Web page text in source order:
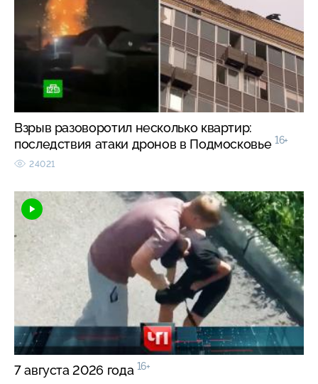
Взрыв разоворотил несколько квартир:
последствия атаки дронов в Подмосковье 16+
24021
7 августа 2026 года 16+